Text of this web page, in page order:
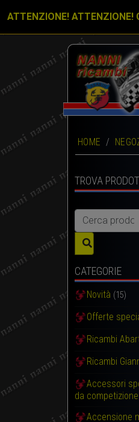
ATTENZIONE! ATTENZIONE!
HOME /
TROVA
Cerca:
CATEGORIE
Novità (15)
Offerte
Ricambi
Ricambi
Accessori
da competizione
Accensione